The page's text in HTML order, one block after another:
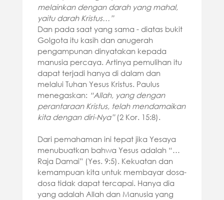
melainkan dengan darah yang mahal,
yaitu darah Kristus…”
Dan pada saat yang sama - diatas bukit
Golgota itu kasih dan anugerah
pengampunan dinyatakan kepada
manusia percaya. Artinya pemulihan itu
dapat terjadi hanya di dalam dan
melalui Tuhan Yesus Kristus. Paulus
menegaskan: “Allah, yang dengan
perantaraan Kristus, telah mendamaikan
kita dengan diri-Nya”(2 Kor. 15:8).
Dari pemahaman ini tepat jika Yesaya
menubuatkan bahwa Yesus adalah “…
Raja Damai” (Yes. 9:5). Kekuatan dan
kemampuan kita untuk membayar dosa-
dosa tidak dapat tercapai. Hanya dia
yang adalah Allah dan Manusia yang